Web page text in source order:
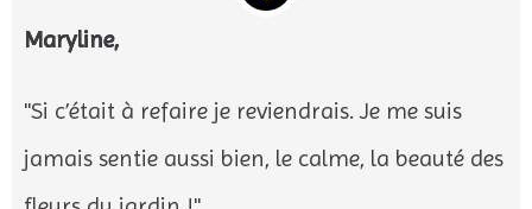
Maryline,
"Si c’était à refaire je reviendrais. Je me suis
jamais sentie aussi bien, le calme, la beauté des